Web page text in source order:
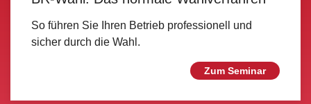
So führen Sie Ihren Betrieb professionell und
sicher durch die Wahl.
Zum Seminar